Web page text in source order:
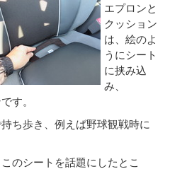
エプロンと
クッション
は、絵のよ
うにシート
に挟み込
み、
す。
ち歩き、例えば野球観戦時に
のシートを話題にしたとこ